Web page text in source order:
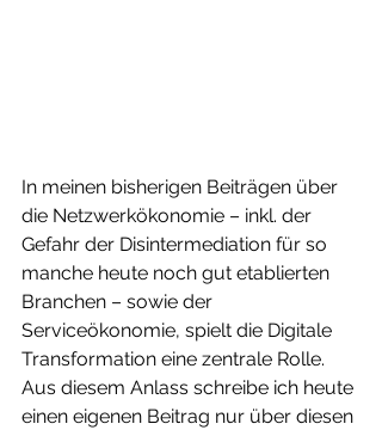
In meinen bisherigen Beiträgen über
die Netzwerkökonomie – inkl. der
Gefahr der Disintermediation für so
manche heute noch gut etablierten
Branchen – sowie der
Serviceökonomie, spielt die Digitale
Transformation eine zentrale Rolle.
Aus diesem Anlass schreibe ich heute
einen eigenen Beitrag nur über diesen